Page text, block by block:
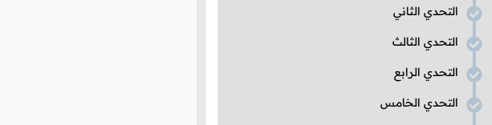
التحدي الثاني
التحدي الثالث
التحدي الرابع
التحدي الخامس